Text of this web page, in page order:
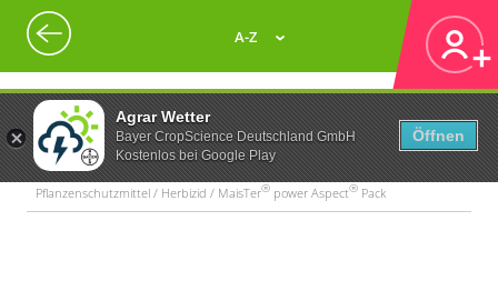
Agrar Wetter
Bayer CropScience Deutschland GmbH
Kostenlos bei Google Play
Öffnen
A-Z
Pflanzenschutzmittel / Herbizid / MaisTer® power Aspect® Pack